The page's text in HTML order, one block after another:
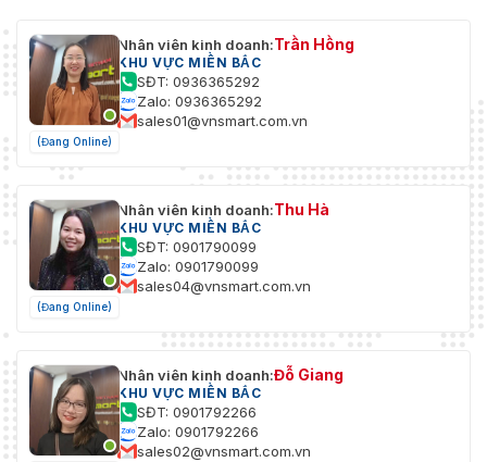
(Đang Online)
Nhân viên kinh doanh:Trần Hồng
KHU VỰC MIỀN BẮC
SĐT: 0936365292
Zalo: 0936365292
sales01@vnsmart.com.vn
(Đang Online)
Nhân viên kinh doanh:Thu Hà
KHU VỰC MIỀN BẮC
SĐT: 0901790099
Zalo: 0901790099
sales04@vnsmart.com.vn
Nhân viên kinh doanh:Đỗ Giang
KHU VỰC MIỀN BẮC
SĐT: 0901792266
Zalo: 0901792266
sales02@vnsmart.com.vn